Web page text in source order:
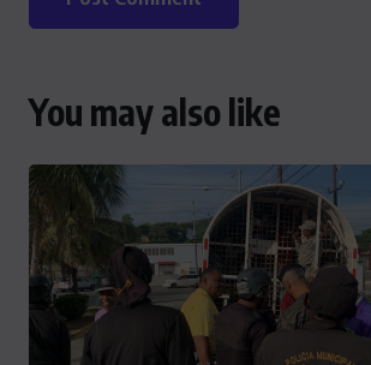
You may also like
ACTUALITE
Le président Lula
de Cuba